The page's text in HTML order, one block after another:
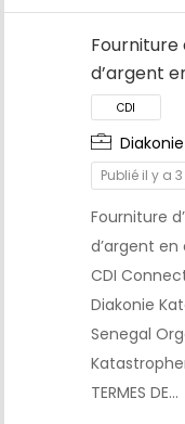
Fourniture
d’argent
Publié il y a
Fourniture
d’argent en
CDI
Diakonie
Senegal
TERMES DE…